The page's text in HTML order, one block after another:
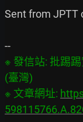
Sent from JPTT
※ 發信站: 批踢
(臺灣)
※ 文章網址: